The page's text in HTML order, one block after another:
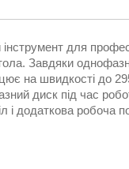
для
Завдяки
на швидкості до
диск під час
і додаткова робоча